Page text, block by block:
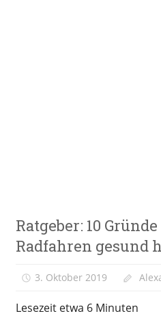
Ratgeber: 10
Radfahren gesund
3. Oktober 2019
Lesezeit etwa 6 Minuten